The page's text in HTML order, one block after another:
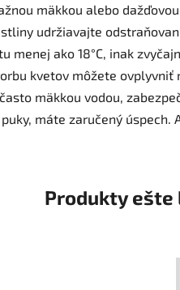
mäkkou alebo
udržiavajte
menej ako 18°C, inak
kvetov môžete
mäkkou vodou,
máte zaručený
Produkty